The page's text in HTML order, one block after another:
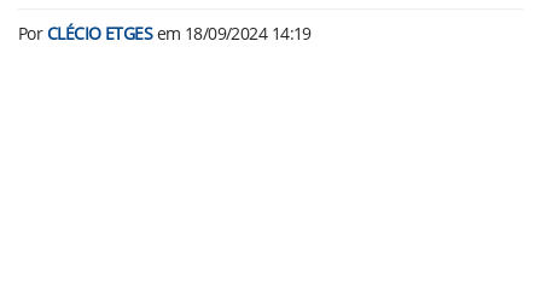
PorCLÉCIO ETGESem 18/09/2024 14:19